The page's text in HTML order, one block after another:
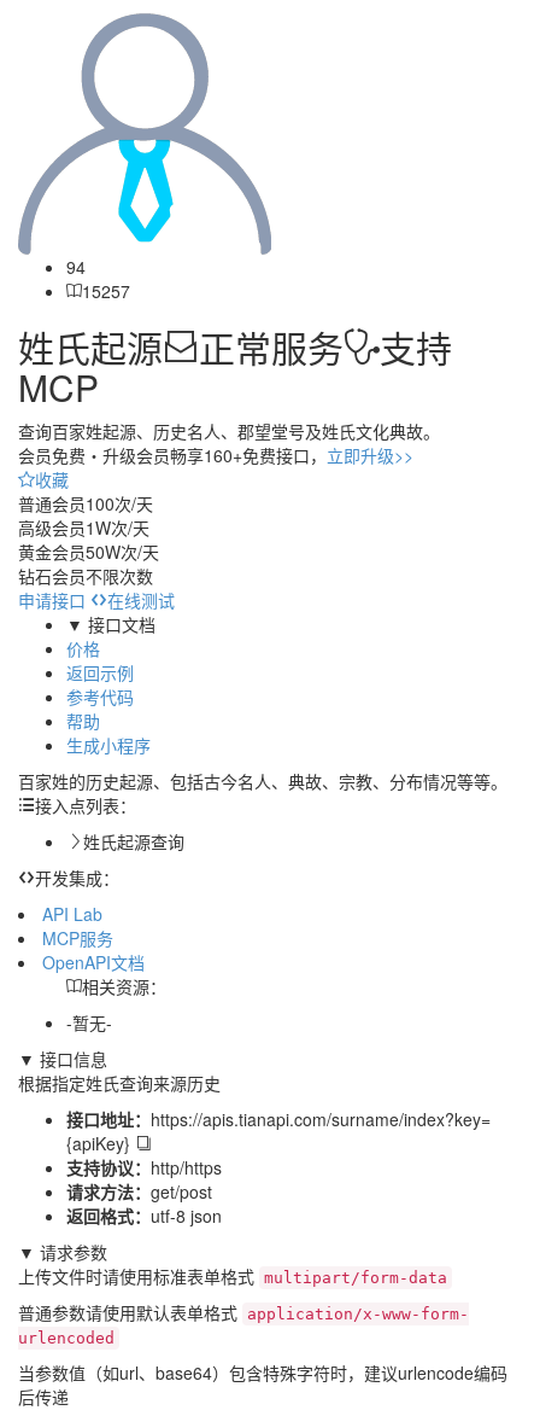
94
15257
姓氏起源 正常服务 支持
MCP
查询百家姓起源、历史名人、郡望堂号及姓氏文化典故。
会员免费・ 升级会员畅享160+免费接口， 立即升级>>
收藏
普通会员100次/天
高级会员1W次/天
黄金会员50W次/天
钻石会员不限次数
申请接口
在线测试
▼ 接口文档
价格
返回示例
参考代码
帮助
生成小程序
百家姓的历史起源、包括古今名人、典故、宗教、分布情况等等。
接入点列表：
姓氏起源查询
开发集成：
API Lab
MCP服务
OpenAPI文档
相关资源：
-暂无-
▼ 接口信息
根据指定姓氏查询来源历史
接口地址： https://apis.tianapi.com/surname/index?key=
{apiKey}
支持协议： http/https
请求方法： get/post
返回格式： utf-8 json
▼ 请求参数
上传文件时请使用标准表单格式 multipart/form-data
普通参数请使用默认表单格式 application/x-www-form-
urlencoded
当参数值（如url、base64）包含特殊字符时，建议urlencode编码
后传递